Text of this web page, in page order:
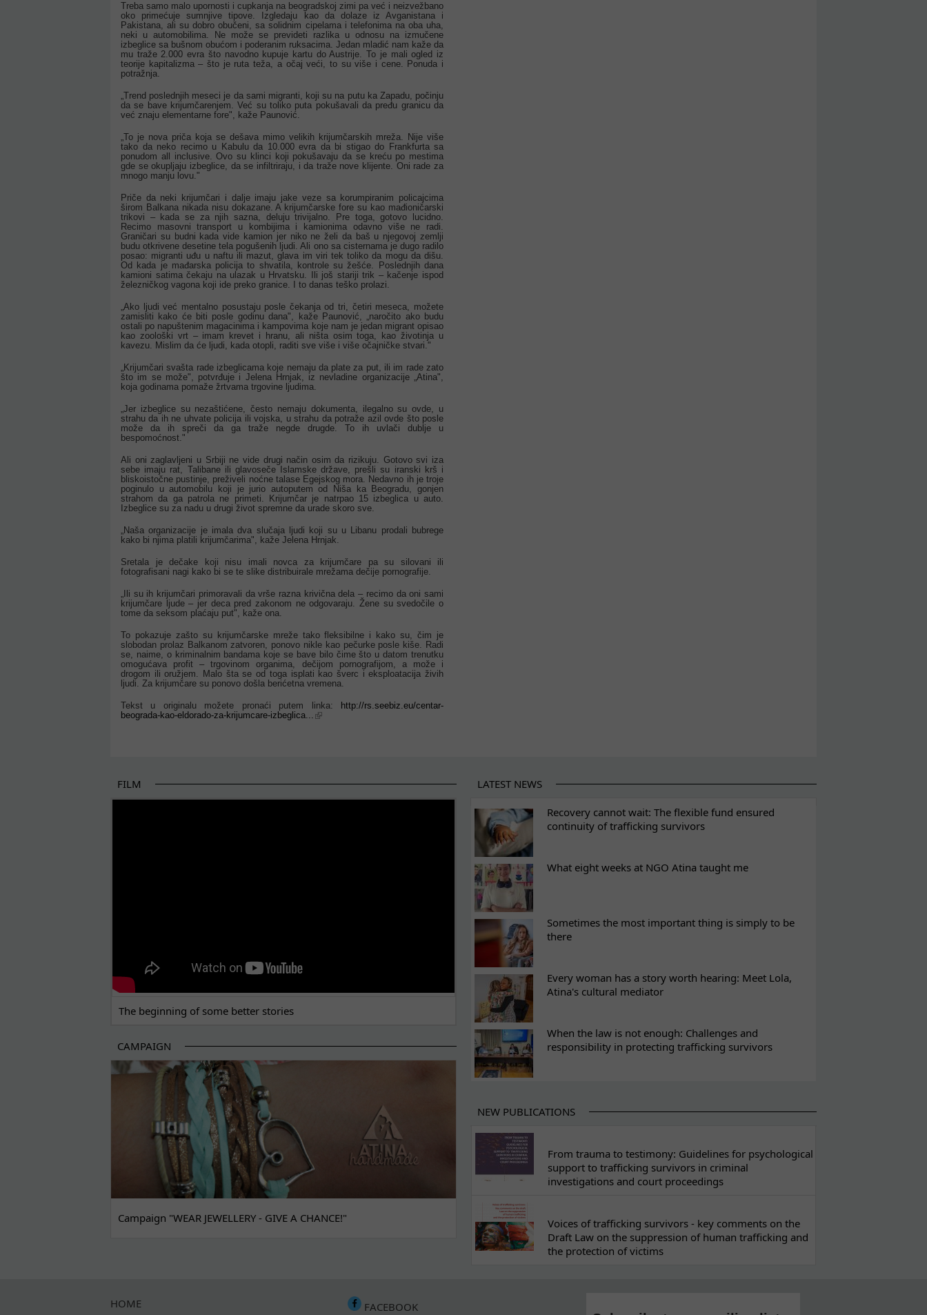
Treba samo malo upornosti i cupkanja na beogradskoj zimi pa već i neizvežbano
oko primećuje sumnjive tipove. Izgledaju kao da dolaze iz Avganistana i
Pakistana, ali su dobro obučeni, sa solidnim cipelama i telefonima na oba uha,
neki u automobilima. Ne može se prevideti razlika u odnosu na izmučene
izbeglice sa bušnom obućom i poderanim ruksacima. Jedan mladić nam kaže da
mu traže 2.000 evra što navodno kupuje kartu do Austrije. To je mali ogled iz
teorije kapitalizma – što je ruta teža, a očaj veći, to su više i cene. Ponuda i
potražnja.
„Trend poslednjih meseci je da sami migranti, koji su na putu ka Zapadu, počinju
da se bave krijumčarenjem. Već su toliko puta pokušavali da pređu granicu da
već znaju elementarne fore", kaže Paunović.
„To je nova priča koja se dešava mimo velikih krijumčarskih mreža. Nije više
tako da neko recimo u Kabulu da 10.000 evra da bi stigao do Frankfurta sa
ponudom all inclusive. Ovo su klinci koji pokušavaju da se kreću po mestima
gde se okupljaju izbeglice, da se infiltriraju, i da traže nove klijente. Oni rade za
mnogo manju lovu."
Priče da neki krijumčari i dalje imaju jake veze sa korumpiranim policajcima
širom Balkana nikada nisu dokazane. A krijumčarske fore su kao mađioničarski
trikovi – kada se za njih sazna, deluju trivijalno. Pre toga, gotovo lucidno.
Recimo masovni transport u kombijima i kamionima odavno više ne radi.
Graničari su budni kada vide kamion jer niko ne želi da baš u njegovoj zemlji
budu otkrivene desetine tela pogušenih ljudi. Ali ono sa cisternama je dugo radilo
posao: migranti uđu u naftu ili mazut, glava im viri tek toliko da mogu da dišu.
Od kada je mađarska policija to shvatila, kontrole su žešće. Poslednjih dana
kamioni satima čekaju na ulazak u Hrvatsku. Ili još stariji trik – kačenje ispod
železničkog vagona koji ide preko granice. I to danas teško prolazi.
„Ako ljudi već mentalno posustaju posle čekanja od tri, četiri meseca, možete
zamisliti kako će biti posle godinu dana", kaže Paunović, „naročito ako budu
ostali po napuštenim magacinima i kampovima koje nam je jedan migrant opisao
kao zoološki vrt – imam krevet i hranu, ali ništa osim toga, kao životinja u
kavezu. Mislim da će ljudi, kada otopli, raditi sve više i više očajničke stvari."
„Krijumčari svašta rade izbeglicama koje nemaju da plate za put, ili im rade zato
što im se može", potvrđuje i Jelena Hrnjak, iz nevladine organizacije „Atina",
koja godinama pomaže žrtvama trgovine ljudima.
„Jer izbeglice su nezaštićene, često nemaju dokumenta, ilegalno su ovde, u
strahu da ih ne uhvate policija ili vojska, u strahu da potraže azil ovde što posle
može da ih spreči da ga traže negde drugde. To ih uvlači dublje u
bespomoćnost."
Ali oni zaglavljeni u Srbiji ne vide drugi način osim da rizikuju. Gotovo svi iza
sebe imaju rat, Talibane ili glavoseče Islamske države, prešli su iranski krš i
bliskoistočne pustinje, preživeli noćne talase Egejskog mora. Nedavno ih je troje
poginulo u automobilu koji je jurio autoputem od Niša ka Beogradu, gonjen
strahom da ga patrola ne primeti. Krijumčar je natrpao 15 izbeglica u auto.
Izbeglice su za nadu u drugi život spremne da urade skoro sve.
„Naša organizacije je imala dva slučaja ljudi koji su u Libanu prodali bubrege
kako bi njima platili krijumčarima", kaže Jelena Hrnjak.
Sretala je dečake koji nisu imali novca za krijumčare pa su silovani ili
fotografisani nagi kako bi se te slike distribuirale mrežama dečije pornografije.
„Ili su ih krijumčari primoravali da vrše razna krivična dela – recimo da oni sami
krijumčare ljude – jer deca pred zakonom ne odgovaraju. Žene su svedočile o
tome da seksom plaćaju put", kaže ona.
To pokazuje zašto su krijumčarske mreže tako fleksibilne i kako su, čim je
slobodan prolaz Balkanom zatvoren, ponovo nikle kao pečurke posle kiše. Radi
se, naime, o kriminalnim bandama koje se bave bilo čime što u datom trenutku
omogućava profit – trgovinom organima, dečijom pornografijom, a može i
drogom ili oružjem. Malo šta se od toga isplati kao šverc i eksploatacija živih
ljudi. Za krijumčare su ponovo došla berićetna vremena.
Tekst u originalu možete pronaći putem linka:
http://rs.seebiz.eu/centar-
beograda-kao-eldorado-za-krijumcare-izbeglica...
FILM
The beginning of some better stories
CAMPAIGN
Campaign "WEAR JEWELLERY - GIVE A CHANCE!"
LATEST NEWS
Recovery cannot wait: The flexible fund ensured
continuity of trafficking survivors
What eight weeks at NGO Atina taught me
Sometimes the most important thing is simply to be
there
Every woman has a story worth hearing: Meet Lola,
Atina's cultural mediator
When the law is not enough: Challenges and
responsibility in protecting trafficking survivors
NEW PUBLICATIONS
From trauma to testimony: Guidelines for psychological
support to trafficking survivors in criminal
investigations and court proceedings
Voices of trafficking survivors - key comments on the
Draft Law on the suppression of human trafficking and
the protection of victims
HOME FACEBOOK